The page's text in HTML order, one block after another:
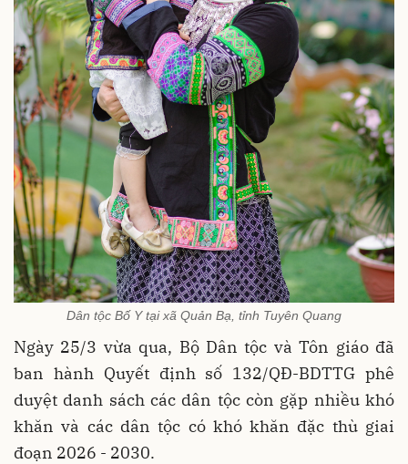
Dân tộc Bố Y tại xã Quản Bạ, tỉnh Tuyên Quang
Ngày 25/3 vừa qua, Bộ Dân tộc và Tôn giáo đã
ban hành Quyết định số 132/QĐ-BDTTG phê
duyệt danh sách các dân tộc còn gặp nhiều khó
khăn và các dân tộc có khó khăn đặc thù giai
đoạn 2026 - 2030.